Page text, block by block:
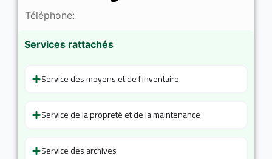
Téléphone:
Services rattachés
Service des moyens et de l'inventaire
Service de la propreté et de la maintenance
Service des archives